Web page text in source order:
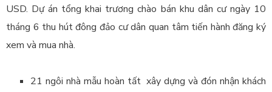
USD. Dự án tổng khai trương chào bán khu dân cư ngày 10
tháng 6 thu hút đông đảo cư dân quan tâm tiến hành đăng ký
xem và mua nhà.
21 ngôi nhà mẫu hoàn tất xây dựng và đón nhận khách